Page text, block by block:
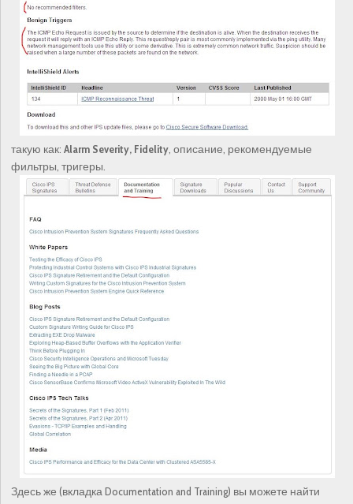
такую как:Alarm Severity, Fidelity, описание, рекомендуемые
фильтры, тригеры.
Здесь же (вкладка Documentation and Training) вы можете найти